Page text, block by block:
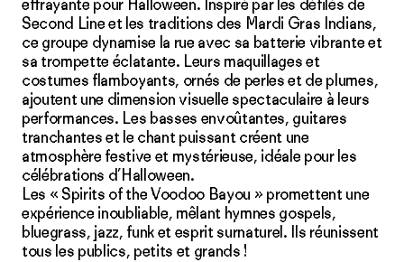
effrayante pour Halloween. Inspiré par les défilés de
Second Line et les traditions des Mardi Gras Indians,
ce groupe dynamise la rue avec sa batterie vibrante et
sa trompette éclatante. Leurs maquillages et
costumes flamboyants, ornés de perles et de plumes,
ajoutent une dimension visuelle spectaculaire à leurs
performances. Les basses envoûtantes, guitares
tranchantes et le chant puissant créent une
atmosphère festive et mystérieuse, idéale pour les
célébrations d’Halloween.
Les « Spirits of the Voodoo Bayou » promettent une
expérience inoubliable, mêlant hymnes gospels,
bluegrass, jazz, funk et esprit surnaturel. Ils réunissent
tous les publics, petits et grands !